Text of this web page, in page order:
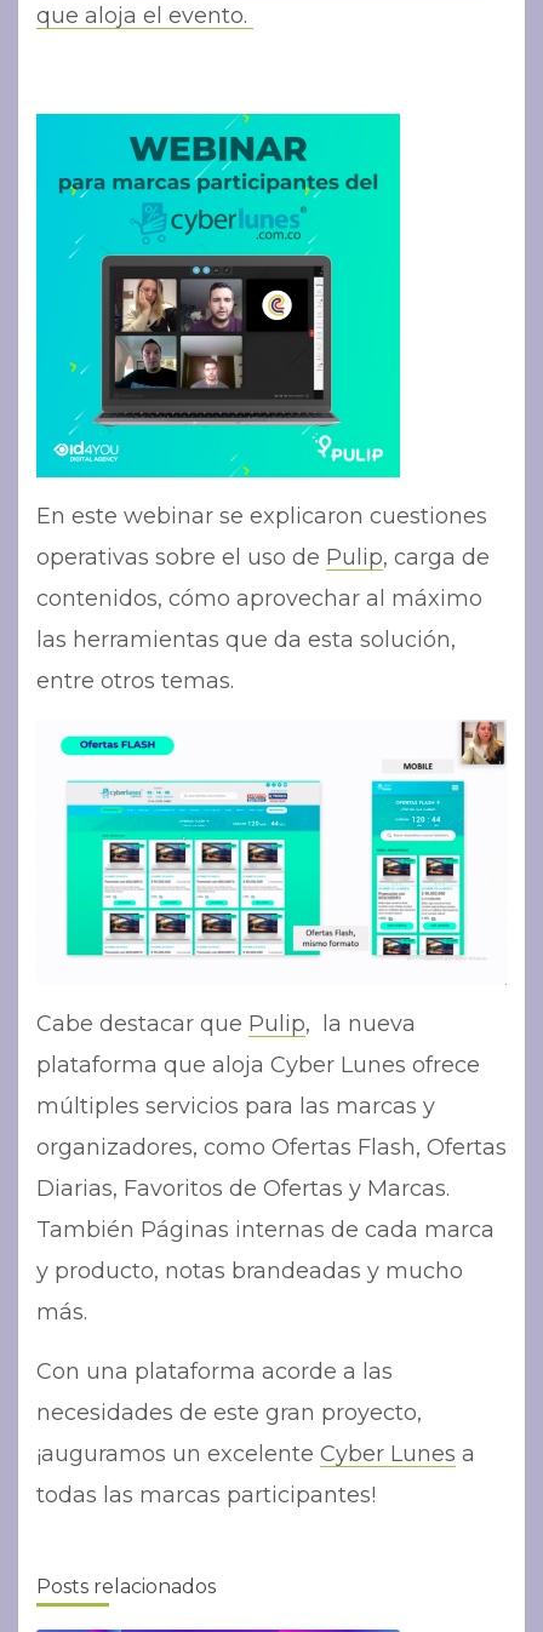
que aloja el evento.
En este webinar se explicaron cuestiones
operativas sobre el uso de Pulip, carga de
contenidos, cómo aprovechar al máximo
las herramientas que da esta solución,
entre otros temas.
Cabe destacar que Pulip, la nueva
plataforma que aloja Cyber Lunes ofrece
múltiples servicios para las marcas y
organizadores, como Ofertas Flash, Ofertas
Diarias, Favoritos de Ofertas y Marcas.
También Páginas internas de cada marca
y producto, notas brandeadas y mucho
más.
Con una plataforma acorde a las
necesidades de este gran proyecto,
¡auguramos un excelente Cyber Lunes a
todas las marcas participantes!
Posts relacionados